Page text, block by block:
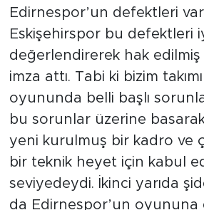
Edirnespor’un defektleri
Eskişehirspor bu defektleri
değerlendirerek hak
imza attı. Tabi ki bizim
oyununda belli başlı
bu sorunlar üzerine
yeni kurulmuş bir kadro ve
bir teknik heyet için kabul
seviyedeydi. İkinci yarıda
da Edirnespor’un oyununa